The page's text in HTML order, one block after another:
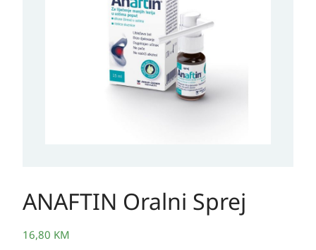
ANAFTIN Oralni Sprej
16,80 KM